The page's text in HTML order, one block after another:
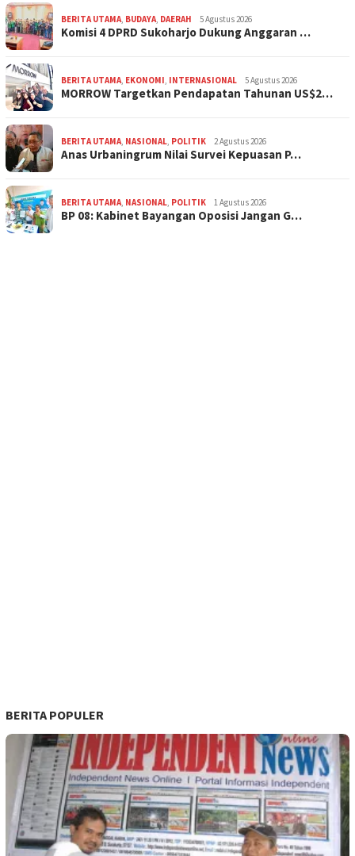
BERITA UTAMA, BUDAYA, DAERAH 5 Agustus 2026
Komisi 4 DPRD Sukoharjo Dukung Anggaran …
BERITA UTAMA, EKONOMI, INTERNASIONAL 5 Agustus 2026
MORROW Targetkan Pendapatan Tahunan US$2…
BERITA UTAMA, NASIONAL, POLITIK 2 Agustus 2026
Anas Urbaningrum Nilai Survei Kepuasan P…
BERITA UTAMA, NASIONAL, POLITIK 1 Agustus 2026
BP 08: Kabinet Bayangan Oposisi Jangan G…
BERITA POPULER